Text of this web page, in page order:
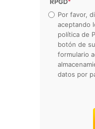
Por favor,
aceptando
política de
botón de
formulario
datos por